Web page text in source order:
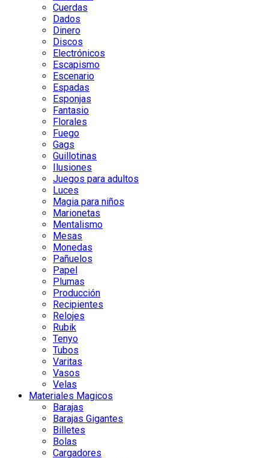
Cuerdas
Dados
Dinero
Discos
Electrónicos
Escapismo
Escenario
Espadas
Esponjas
Fantasio
Florales
Fuego
Gags
Guillotinas
Ilusiones
Juegos para adultos
Luces
Magia para niños
Marionetas
Mentalismo
Mesas
Monedas
Pañuelos
Papel
Plumas
Producción
Recipientes
Relojes
Rubik
Tenyo
Tubos
Varitas
Vasos
Velas
Materiales Magicos
Barajas
Barajas Gigantes
Billetes
Bolas
Cargadores